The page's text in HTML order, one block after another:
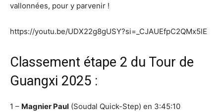
vallonnées, pour y parvenir !
https://youtu.be/UDX22g8gUSY?si=_CJAUEfpC2QMx5lE
Classement étape 2 du Tour de
Guangxi 2025 :
1 – Magnier Paul (Soudal Quick-Step) en 3:45:10